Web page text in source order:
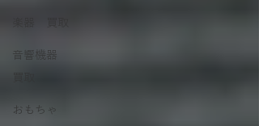
音響機器
おもちゃ